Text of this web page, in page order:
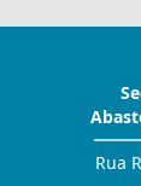
Rua